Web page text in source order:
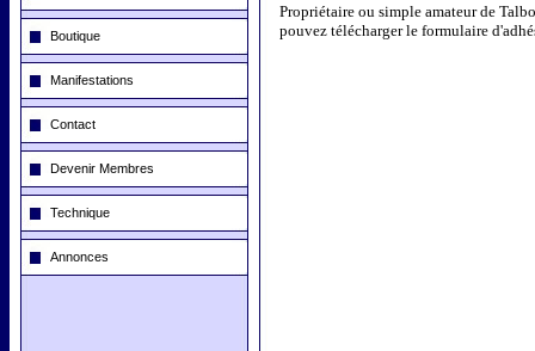
Boutique
Manifestations
Contact
Devenir Membres
Technique
Annonces
Propriétaire ou simple amateur de
pouvez télécharger le formulaire